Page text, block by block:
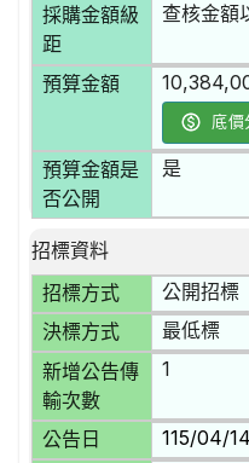
採購金額級
距
查核金額
預算金額
底價
預算金額是
否公開
是
招標資料
招標方式
公開招標
決標方式 最低標
新增公告傳
輸次數
1
公告日 115/04/14